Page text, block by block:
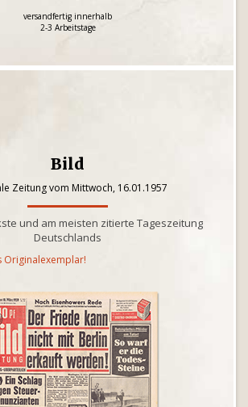
versandfertig innerhalb
2-3 Arbeitstage
Bild
Zeitung vom Mittwoch, 16.01.1957
und am meisten zitierte Tageszeitung
Deutschlands
Originalexemplar!